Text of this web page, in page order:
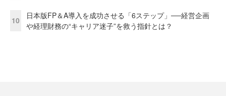
10
日本版FP＆A導入を成功させる「6ステップ」──経営企画
や経理財務の“キャリア迷子”を救う指針とは？